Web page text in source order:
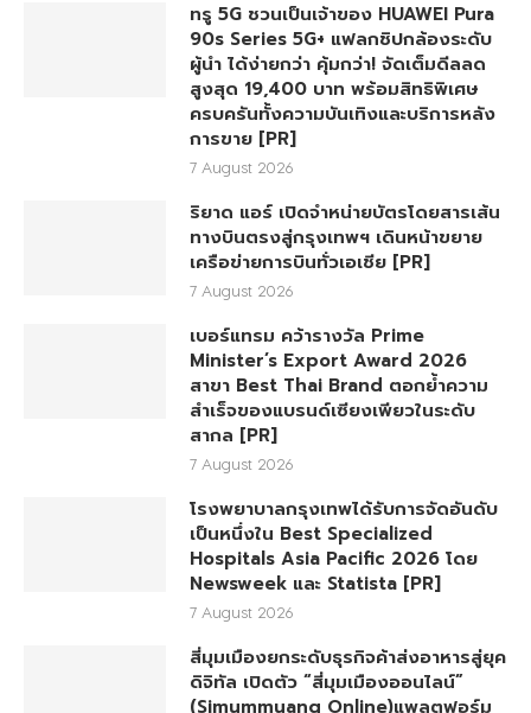
ทรู 5G ชวนเป็นเจ้าของ HUAWEI Pura
90s Series 5G+ แฟลกชิปกล้องระดับ
ผู้นำ ได้ง่ายกว่า คุ้มกว่า! จัดเต็มดีลลด
สูงสุด 19,400 บาท พร้อมสิทธิพิเศษ
ครบครันทั้งความบันเทิงและบริการหลัง
การขาย [PR]
7 August 2026
ริยาด แอร์ เปิดจำหน่ายบัตรโดยสารเส้น
ทางบินตรงสู่กรุงเทพฯ เดินหน้าขยาย
เครือข่ายการบินทั่วเอเชีย [PR]
7 August 2026
เบอร์แทรม คว้ารางวัล Prime
Minister’s Export Award 2026
สาขา Best Thai Brand ตอกย้ำความ
สำเร็จของแบรนด์เซียงเพียวในระดับ
สากล [PR]
7 August 2026
โรงพยาบาลกรุงเทพได้รับการจัดอันดับ
เป็นหนึ่งใน Best Specialized
Hospitals Asia Pacific 2026 โดย
Newsweek และ Statista [PR]
7 August 2026
สี่มุมเมืองยกระดับธุรกิจค้าส่งอาหารสู่ยุค
ดิจิทัล เปิดตัว “สี่มุมเมืองออนไลน์”
(Simummuang Online)แพลตฟอร์ม